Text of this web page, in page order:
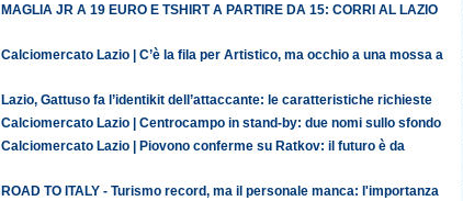
MAGLIA JR A 19 EURO E TSHIRT A PARTIRE DA 15: CORRI AL LAZIO
Calciomercato Lazio | C’è la fila per Artistico, ma occhio a una mossa a
Lazio, Gattuso fa l’identikit dell’attaccante: le caratteristiche richieste
Calciomercato Lazio | Centrocampo in stand-by: due nomi sullo sfondo
Calciomercato Lazio | Piovono conferme su Ratkov: il futuro è da
ROAD TO ITALY - Turismo record, ma il personale manca: l'importanza